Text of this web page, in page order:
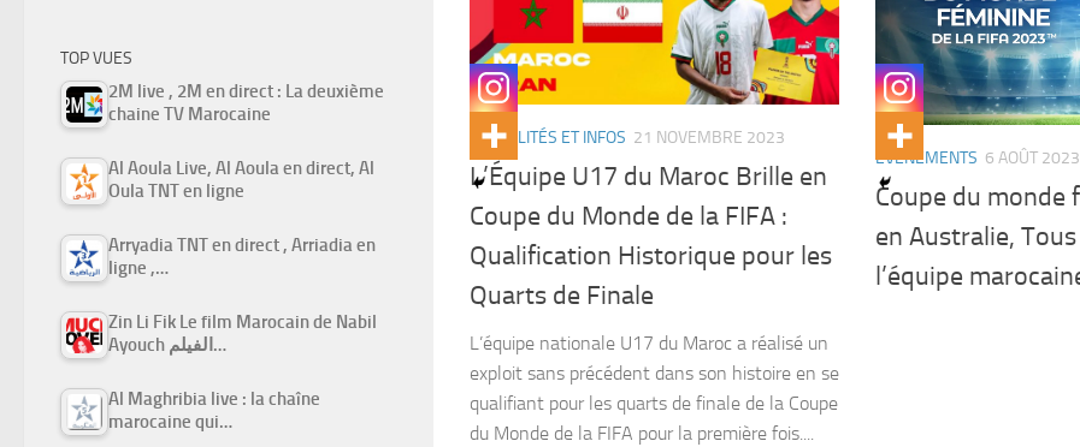
ACTUALITÉS ET INFOS 21 NOVEMBRE 2023
L’Équipe U17 du Maroc Brille en
Coupe du Monde de la FIFA :
Qualification Historique pour les
Quarts de Finale
L’équipe nationale U17 du Maroc a réalisé un
exploit sans précédent dans son histoire en se
qualifiant pour les quarts de finale de la Coupe
du Monde de la FIFA pour la première fois....
EVENEMENTS 6 AOÛT 2023
Coupe du monde
en Australie,
l’équipe
TOP VUES
2M live , 2M en direct : La deuxième
chaine TV Marocaine
Al Aoula Live, Al Aoula en direct, Al
Oula TNT en ligne
Arryadia TNT en direct , Arriadia en
ligne ,…
Zin Li Fik Le film Marocain de Nabil
Ayouch الفيلم…
Al Maghribia live : la chaîne
marocaine qui…